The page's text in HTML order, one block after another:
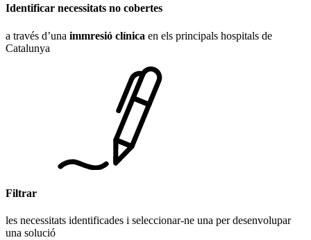
Identificar necessitats no cobertes
a través d’una immresió clínica en els principals hospitals de
Catalunya
Filtrar
les necessitats identificades i seleccionar-ne una per desenvolupar
una solució